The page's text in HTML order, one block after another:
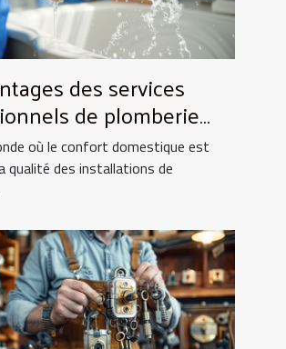
des services
de plomberie
foyer
où le confort domestique est
qualité des installations de